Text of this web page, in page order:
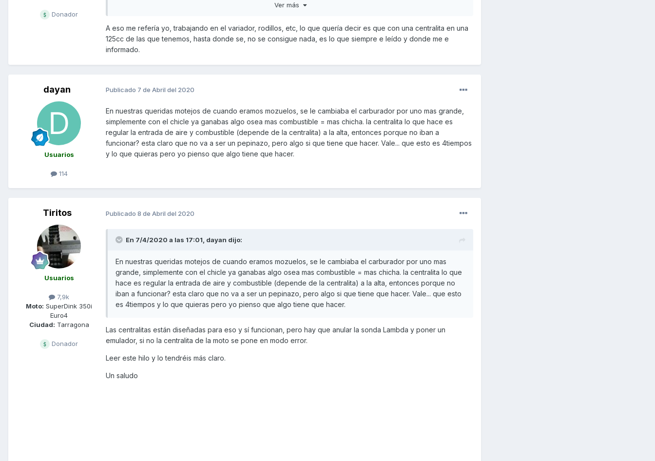
Donador
Un saludo
Ver más
A eso me refería yo, trabajando en el variador, rodillos, etc, lo que quería decir es que con una centralita en una
125cc de las que tenemos, hasta donde se, no se consigue nada, es lo que siempre e leído y donde me e
informado.
dayan
Usuarios
114
Publicado 7 de Abril del 2020
En nuestras queridas motejos de cuando eramos mozuelos, se le cambiaba el carburador por uno mas grande,
simplemente con el chicle ya ganabas algo osea mas combustible = mas chicha. la centralita lo que hace es
regular la entrada de aire y combustible (depende de la centralita) a la alta, entonces porque no iban a
funcionar? esta claro que no va a ser un pepinazo, pero algo si que tiene que hacer. Vale... que esto es 4tiempos
y lo que quieras pero yo pienso que algo tiene que hacer.
Tiritos
Usuarios
7,9k
Moto: SuperDink 350i
Euro4
Ciudad: Tarragona
Donador
Publicado 8 de Abril del 2020
En 7/4/2020 a las 17:01, dayan dijo:
En nuestras queridas motejos de cuando eramos mozuelos, se le cambiaba el carburador por uno mas
grande, simplemente con el chicle ya ganabas algo osea mas combustible = mas chicha. la centralita lo que
hace es regular la entrada de aire y combustible (depende de la centralita) a la alta, entonces porque no
iban a funcionar? esta claro que no va a ser un pepinazo, pero algo si que tiene que hacer. Vale... que esto
es 4tiempos y lo que quieras pero yo pienso que algo tiene que hacer.
Las centralitas están diseñadas para eso y sí funcionan, pero hay que anular la sonda Lambda y poner un
emulador, si no la centralita de la moto se pone en modo error.
Leer este hilo y lo tendréis más claro.
Un saludo